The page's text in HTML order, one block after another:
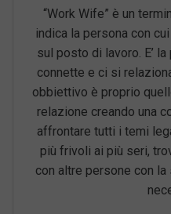
“Work Wife” è un
indica la persona con
sul posto di lavoro. E’
connette e ci si
obbiettivo è proprio
relazione creando una
affrontare tutti i temi
più frivoli ai più seri,
con altre persone con